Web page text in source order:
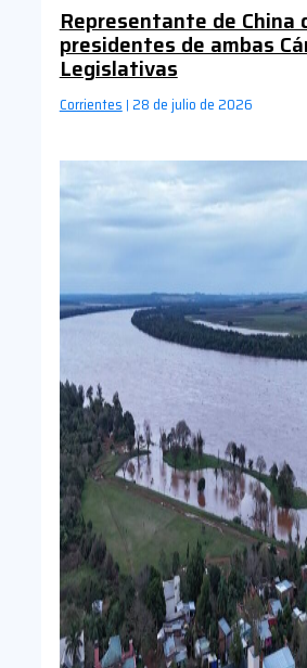
Representante de China
presidentes de ambas
Legislativas
Corrientes | 28 de julio de 2026